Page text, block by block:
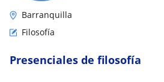
Barranquilla
Filosofía
Presenciales de filosofía